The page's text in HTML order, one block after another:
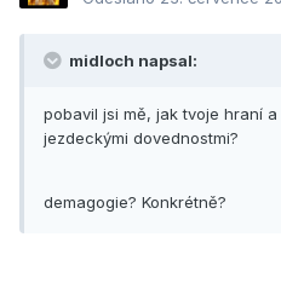
midloch napsal:
pobavil jsi mě, jak tvoje hraní
jezdeckými dovednostmi?
demagogie? Konkrétně?